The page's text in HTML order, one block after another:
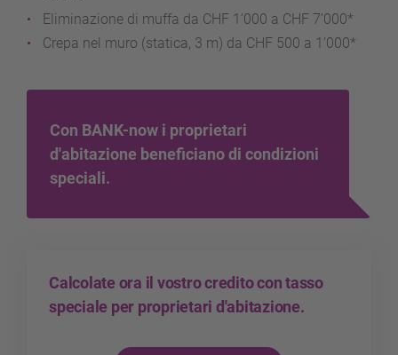
Eliminazione di muffa da CHF 1’000 a CHF 7’000*
Crepa nel muro (statica, 3 m) da CHF 500 a 1’000*
Con BANK-now i proprietari
d'abitazione beneficiano di condizioni
speciali.
Calcolate ora il vostro credito con tasso
speciale per proprietari d'abitazione.